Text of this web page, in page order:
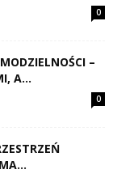
0
–
A...
0